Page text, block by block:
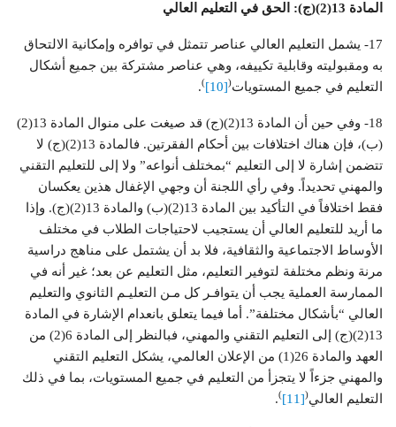
المادة 13(2)(ج): الحق في التعليم العالي
17- يشمل التعليم العالي عناصر تتمثل في توافره وإمكانية الالتحاق
به ومقبوليته وقابلية تكييفه، وهي عناصر مشتركة بين جميع أشكال
التعليم في جميع المستويات(
[10]
)
.
18- وفي حين أن المادة 13(2)(ج) قد صيغت على منوال المادة 13(2)
(ب)، فإن هناك اختلافات بين أحكام الفقرتين. فالمادة 13(2)(ج) لا
تتضمن إشارة لا إلى التعليم “بمختلف أنواعه” ولا إلى للتعليم التقني
والمهني تحديداً. وفي رأي اللجنة أن وجهي الإغفال هذين يعكسان
فقط اختلافاً في التأكيد بين المادة 13(2)(ب) والمادة 13(2)(ج). وإذا
ما أريد للتعليم العالي أن يستجيب لاحتياجات الطلاب في مختلف
الأوساط الاجتماعية والثقافية، فلا بد أن يشتمل على مناهج دراسية
مرنة ونظم مختلفة لتوفير التعليم، مثل التعليم عن بعد؛ غير أنه في
الممارسة العملية يجب أن يتوافـر كل مـن التعليـم الثانوي والتعليم
العالي “بأشكال مختلفة”. أما فيما يتعلق بانعدام الإشارة في المادة
13(2)(ج) إلى التعليم التقني والمهني، فبالنظر إلى المادة 6(2) من
العهد والمادة 26(1) من الإعلان العالمي، يشكل التعليم التقني
والمهني جزءاً لا يتجزأ من التعليم في جميع المستويات، بما في ذلك
التعليم العالي(
[11]
)
.